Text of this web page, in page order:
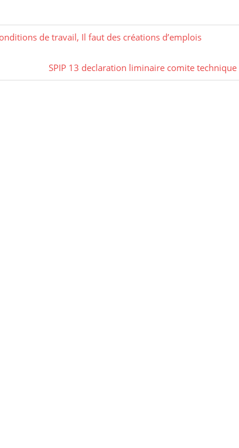
de travail, Il faut des créations d’emplois
Next
Post:
SPIP 13 declaration liminaire comite technique